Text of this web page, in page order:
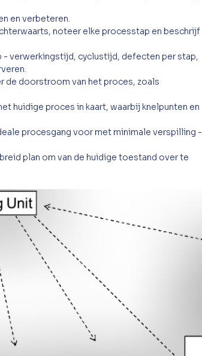
en verbeteren.
noteer elke processtap en beschrijf
- verwerkingstijd, cyclustijd, defecten per stap,
de doorstroom van het proces, zoals
huidige proces in kaart, waarbij knelpunten en
procesgang voor met minimale verspilling -
plan om van de huidige toestand over te